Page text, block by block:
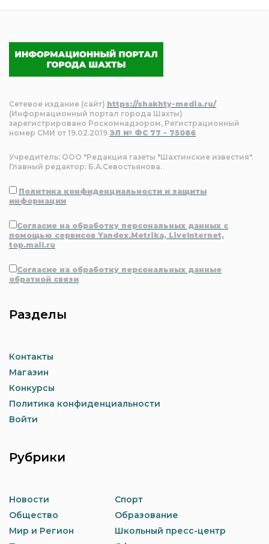
Сетевое издание (сайт) https://shakhty-media.ru/
(Информационный портал города Шахты)
зарегистрировано Роскомнадзором, Регистрационный
номер СМИ от 19.02.2019 ЭЛ № ФС 77 - 75086
Учредитель: ООО "Редакция газеты "Шахтинские известия".
Главный редактор: Б.А.Севостьянова.
Политика конфиденциальности и защиты
информации
Согласие на обработку персональных данных с
помощью сервисов Yandex.Metrika, LiveInternet,
top.mail.ru
Согласие на обработку персональных данные
обратной связи
Разделы
Контакты
Магазин
Конкурсы
Политика конфиденциальности
Войти
Рубрики
Новости
Общество
Мир и Регион
Спорт
Образование
Школьный пресс-центр